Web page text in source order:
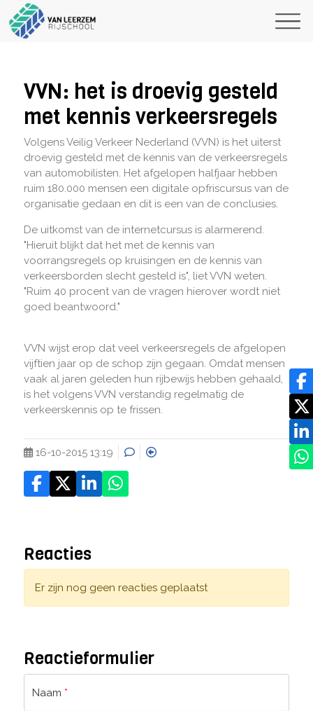
VVN: het is droevig gesteld
met kennis verkeersregels
Volgens Veilig Verkeer Nederland (VVN) is het uiterst
droevig gesteld met de kennis van de verkeersregels
van automobilisten. Het afgelopen halfjaar hebben
ruim 180.000 mensen een digitale opfriscursus van de
organisatie gedaan en dit is een van de conclusies.
De uitkomst van de internetcursus is alarmerend.
"Hieruit blijkt dat het met de kennis van
voorrangsregels op kruisingen en de kennis van
verkeersborden slecht gesteld is", liet VVN weten.
"Ruim 40 procent van de vragen hierover wordt niet
goed beantwoord."
VVN wijst erop dat veel verkeersregels de afgelopen
vijftien jaar op de schop zijn gegaan. Omdat mensen
vaak al jaren geleden hun rijbewijs hebben gehaald,
is het volgens VVN verstandig regelmatig de
verkeerskennis op te frissen.
16-10-2015 13:19
Reacties
Er zijn nog geen reacties geplaatst
Reactieformulier
Naam *